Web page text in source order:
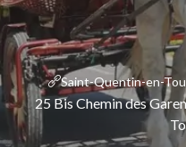
Saint-Quentin-en-
25 Bis Chemin des